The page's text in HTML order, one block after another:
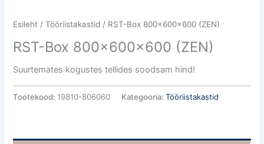
Esileht /Tööriistakastid / RST-Box 800x600x600 (ZEN)
RST-Box 800x600x600 (ZEN)
Suurtemates kogustes tellides soodsam hind!
Tootekood:19810-806060 Kategooria:Tööriistakastid